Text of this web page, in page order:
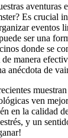
aventuras
Es crucial
eventos
ser una
donde se
manera
anécdota de
ven
en la calidad
y un